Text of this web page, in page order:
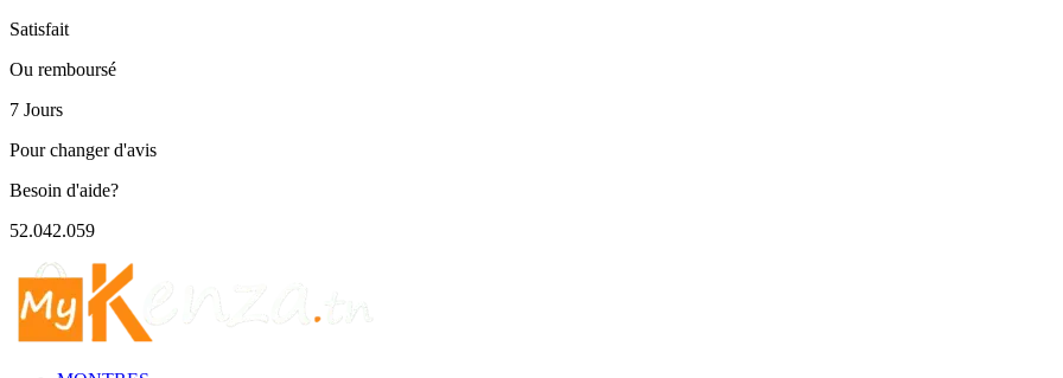
Satisfait
Ou remboursé
7 Jours
Pour changer d'avis
Besoin d'aide?
52.042.059